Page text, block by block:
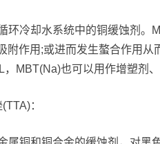
环冷却水系统中的铜缓蚀剂
附作用;或进而发生螯合作用
MBT(Na)也可以用作增塑剂
：